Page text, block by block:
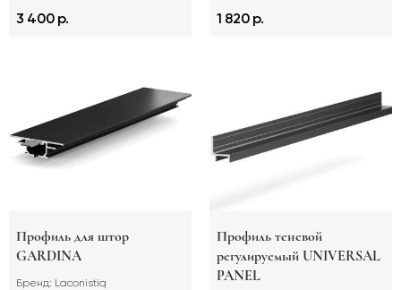
3 400 р. 1 820 р.
Профиль для штор
GARDINA
Бренд: Laconistiq
Профиль теневой
регулируемый UNIVERSAL
PANEL